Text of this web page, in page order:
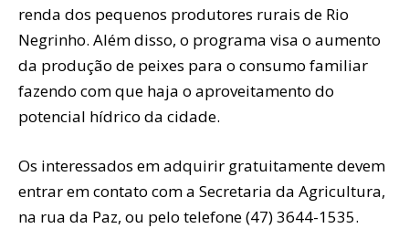
renda dos pequenos produtores rurais de Rio
Negrinho. Além disso, o programa visa o aumento
da produção de peixes para o consumo familiar
fazendo com que haja o aproveitamento do
potencial hídrico da cidade.
Os interessados em adquirir gratuitamente devem
entrar em contato com a Secretaria da Agricultura,
na rua da Paz, ou pelo telefone (47) 3644-1535.